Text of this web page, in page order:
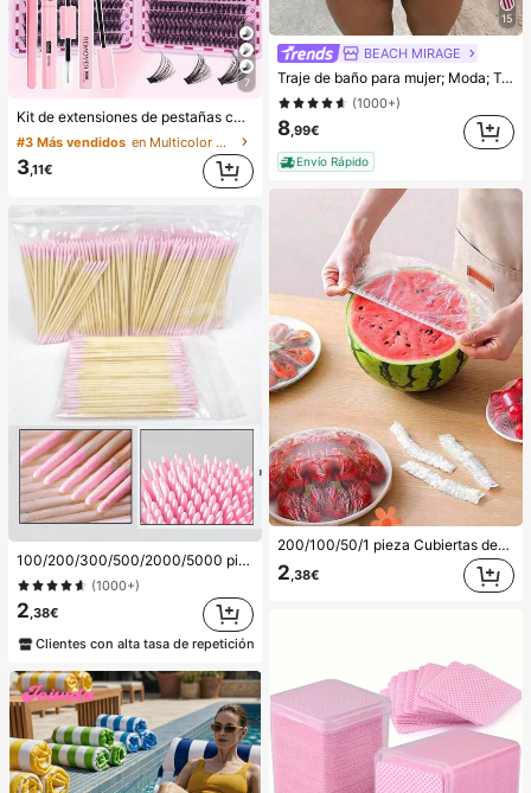
7
Kit de extensiones de pestañas con pegamento de doble punta/640 racimos de pestañas postizas de visón sintético DIY, rizo D, gruesas y esponjosas, longitudes mixtas de 8-16mm, iluminan los ojos para todo tipo de maquillaje. Elige pegamento, removedor, pinzas según sea necesario. Ligero, reutilizable y rentable, apto para principiantes en muchas ocasiones, estético
#3 Más vendidos en Multicolor Kits de pestañas postizas y adhesivo
3,11€
100/200/300/500/2000/5000 piezas/20 piezas Palitos aplicadores de esmalte de uñas de doble extremo, herramientas aplicadoras de maquillaje de cejas de doble extremo pequeñas, aproximadamente 100 piezas/paquete (opciones de empaque 1/2/3/5 paquetes), multifuncionales
(1000+)
2,38€
Clientes con alta tasa de repetición
15
BEACH MIRAGE
Traje de baño para mujer; Moda; Traje de baño de dos piezas morado; Playa de verano; Conjunto de bikini; Estampado aleatorio. Vacaciones
(1000+)
8,99€
Envío Rápido
200/100/50/1 pieza Cubiertas desechables de película adherente para alimentos, cubiertas para cabezal de ducha, bolsas desechables multiusos, cubiertas desechables para zapatos, película adherente de cocina reforzada, cubiertas de preservación de alimentos para refrigerador doméstico, cubiertas elásticas, uso diario
2 ,38€